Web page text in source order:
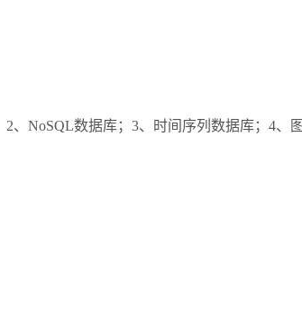
、NoSQL数据库；3、时间序列数据库；4